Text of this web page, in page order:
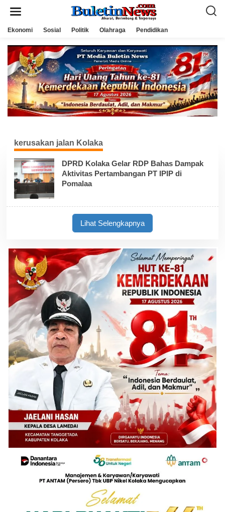
Ekonomi Sosial Politik Olahraga Pendidikan
kerusakan jalan Kolaka
DPRD Kolaka Gelar RDP Bahas Dampak
Aktivitas Pertambangan PT IPIP di
Pomalaa
Lihat Selengkapnya